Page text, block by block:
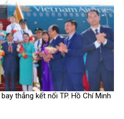
thẳng kết nối TP. Hồ Chí Minh